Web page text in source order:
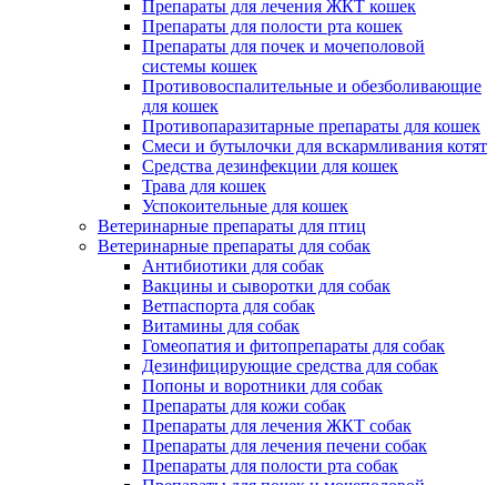
Препараты для лечения ЖКТ кошек
Препараты для полости рта кошек
Препараты для почек и мочеполовой
системы кошек
Противовоспалительные и обезболивающие
для кошек
Противопаразитарные препараты для кошек
Смеси и бутылочки для вскармливания котят
Средства дезинфекции для кошек
Трава для кошек
Успокоительные для кошек
Ветеринарные препараты для птиц
Ветеринарные препараты для собак
Антибиотики для собак
Вакцины и сыворотки для собак
Ветпаспорта для собак
Витамины для собак
Гомеопатия и фитопрепараты для собак
Дезинфицирующие средства для собак
Попоны и воротники для собак
Препараты для кожи собак
Препараты для лечения ЖКТ собак
Препараты для лечения печени собак
Препараты для полости рта собак